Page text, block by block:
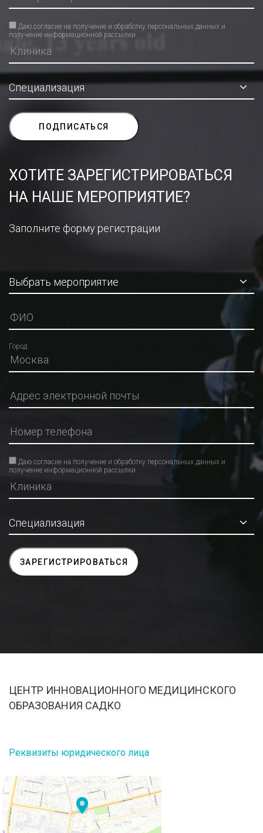
Даю согласие на получение и обработку персональных данных и
получение информационной рассылки
ХОТИТЕ ЗАРЕГИСТРИРОВАТЬСЯ
НА НАШЕ МЕРОПРИЯТИЕ?
Заполните форму регистрации
Город
Даю согласие на получение и обработку персональных данных и
получение информационной рассылки
ЦЕНТР ИННОВАЦИОННОГО МЕДИЦИНСКОГО
ОБРАЗОВАНИЯ САДКО
Реквизиты юридического лица